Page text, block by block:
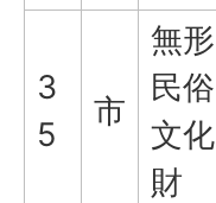
3
5
市
無形
民俗
文化
財